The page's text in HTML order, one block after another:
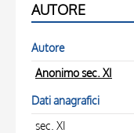
AUTORE
Autore
Anonimo sec. XI
Dati anagrafici
sec. XI